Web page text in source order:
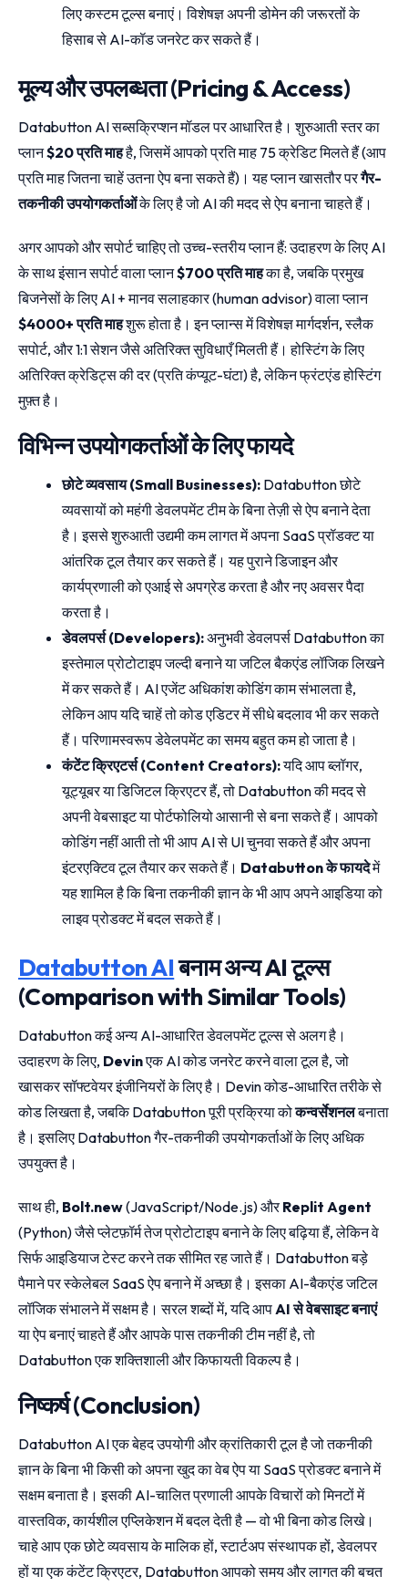
लिए कस्टम टूल्स बनाएं। विशेषज्ञ अपनी डोमेन की जरूरतों के
हिसाब से AI-कॉड जनरेट कर सकते हैं।
मूल्य और उपलब्धता (Pricing & Access)
Databutton AI सब्सक्रिप्शन मॉडल पर आधारित है। शुरुआती स्तर का
प्लान$20 प्रति माहहै, जिसमें आपको प्रति माह 75 क्रेडिट मिलते हैं (आप
प्रति माह जितना चाहें उतना ऐप बना सकते हैं)। यह प्लान खासतौर परगैर-
तकनीकी उपयोगकर्ताओंके लिए है जो AI की मदद से ऐप बनाना चाहते हैं।
अगर आपको और सपोर्ट चाहिए तो उच्च-स्तरीय प्लान हैं: उदाहरण के लिए AI
के साथ इंसान सपोर्ट वाला प्लान$700 प्रति माहका है, जबकि प्रमुख
बिजनेसों के लिए AI + मानव सलाहकार (human advisor) वाला प्लान
$4000+ प्रति माहशुरू होता है। इन प्लान्स में विशेषज्ञ मार्गदर्शन, स्लैक
सपोर्ट, और 1:1 सेशन जैसे अतिरिक्त सुविधाएँ मिलती हैं। होस्टिंग के लिए
अतिरिक्त क्रेडिट्स की दर (प्रति कंप्यूट-घंटा) है, लेकिन फ्रंटएंड होस्टिंग
मुफ़्त है।
विभिन्न उपयोगकर्ताओं के लिए फायदे
छोटे व्यवसाय (Small Businesses): Databutton छोटे
व्यवसायों को महंगी डेवलपमेंट टीम के बिना तेज़ी से ऐप बनाने देता
है। इससे शुरुआती उद्यमी कम लागत में अपना SaaS प्रॉडक्ट या
आंतरिक टूल तैयार कर सकते हैं। यह पुराने डिजाइन और
कार्यप्रणाली को एआई से अपग्रेड करता है और नए अवसर पैदा
करता है।
डेवलपर्स (Developers):अनुभवी डेवलपर्स Databutton का
इस्तेमाल प्रोटोटाइप जल्दी बनाने या जटिल बैकएंड लॉजिक लिखने
में कर सकते हैं। AI एजेंट अधिकांश कोडिंग काम संभालता है,
लेकिन आप यदि चाहें तो कोड एडिटर में सीधे बदलाव भी कर सकते
हैं। परिणामस्वरूप डेवेलपमेंट का समय बहुत कम हो जाता है।
कंटेंट क्रिएटर्स (Content Creators):यदि आप ब्लॉगर,
यूट्यूबर या डिजिटल क्रिएटर हैं, तो Databutton की मदद से
अपनी वेबसाइट या पोर्टफोलियो आसानी से बना सकते हैं। आपको
कोडिंग नहीं आती तो भी आप AI से UI चुनवा सकते हैं और अपना
इंटरएक्टिव टूल तैयार कर सकते हैं। Databutton के फायदेमें
यह शामिल है कि बिना तकनीकी ज्ञान के भी आप अपने आइडिया को
लाइव प्रोडक्ट में बदल सकते हैं।
Databutton AIबनाम अन्य AI टूल्स
(Comparison with Similar Tools)
Databutton कई अन्य AI-आधारित डेवलपमेंट टूल्स से अलग है।
उदाहरण के लिए, Devinएक AI कोड जनरेट करने वाला टूल है, जो
खासकर सॉफ्टवेयर इंजीनियरों के लिए है। Devin कोड-आधारित तरीके से
कोड लिखता है, जबकि Databutton पूरी प्रक्रिया कोकन्वर्सेशनलबनाता
है। इसलिए Databutton गैर-तकनीकी उपयोगकर्ताओं के लिए अधिक
उपयुक्त है।
साथ ही, Bolt.new(JavaScript/Node.js) औरReplit Agent
(Python) जैसे प्लेटफ़ॉर्म तेज प्रोटोटाइप बनाने के लिए बढ़िया हैं, लेकिन वे
सिर्फ आइडियाज टेस्ट करने तक सीमित रह जाते हैं। Databutton बड़े
पैमाने पर स्केलेबल SaaS ऐप बनाने में अच्छा है। इसका AI-बैकएंड जटिल
लॉजिक संभालने में सक्षम है। सरल शब्दों में, यदि आपAI से वेबसाइट बनाएं
या ऐप बनाएं चाहते हैं और आपके पास तकनीकी टीम नहीं है, तो
Databutton एक शक्तिशाली और किफायती विकल्प है।
निष्कर्ष (Conclusion)
Databutton AI एक बेहद उपयोगी और क्रांतिकारी टूल है जो तकनीकी
ज्ञान के बिना भी किसी को अपना खुद का वेब ऐप या SaaS प्रोडक्ट बनाने में
सक्षम बनाता है। इसकी AI-चालित प्रणाली आपके विचारों को मिनटों में
वास्तविक, कार्यशील एप्लिकेशन में बदल देती है — वो भी बिना कोड लिखे।
चाहे आप एक छोटे व्यवसाय के मालिक हों, स्टार्टअप संस्थापक हों, डेवलपर
हों या एक कंटेंट क्रिएटर, Databutton आपको समय और लागत की बचत